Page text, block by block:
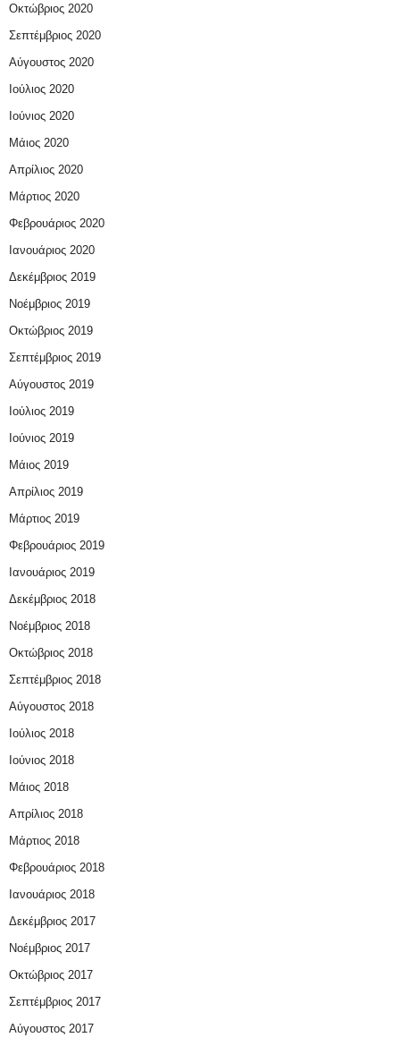
Οκτώβριος 2020
Σεπτέμβριος 2020
Αύγουστος 2020
Ιούλιος 2020
Ιούνιος 2020
Μάιος 2020
Απρίλιος 2020
Μάρτιος 2020
Φεβρουάριος 2020
Ιανουάριος 2020
Δεκέμβριος 2019
Νοέμβριος 2019
Οκτώβριος 2019
Σεπτέμβριος 2019
Αύγουστος 2019
Ιούλιος 2019
Ιούνιος 2019
Μάιος 2019
Απρίλιος 2019
Μάρτιος 2019
Φεβρουάριος 2019
Ιανουάριος 2019
Δεκέμβριος 2018
Νοέμβριος 2018
Οκτώβριος 2018
Σεπτέμβριος 2018
Αύγουστος 2018
Ιούλιος 2018
Ιούνιος 2018
Μάιος 2018
Απρίλιος 2018
Μάρτιος 2018
Φεβρουάριος 2018
Ιανουάριος 2018
Δεκέμβριος 2017
Νοέμβριος 2017
Οκτώβριος 2017
Σεπτέμβριος 2017
Αύγουστος 2017